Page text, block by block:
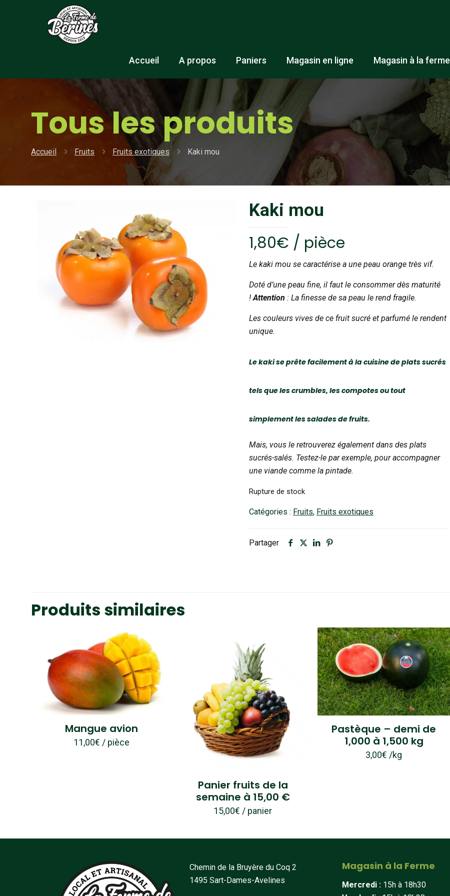
Accueil A propos Paniers Magasin en ligne Magasin à la ferme
Tous les produits
Accueil Fruits Fruits exotiques Kaki mou
Kaki mou
1,80€ / pièce
Le kaki mou se caractérise a une peau orange très vif.
Doté d’une peau fine, il faut le consommer dès maturité
! Attention : La finesse de sa peau le rend fragile.
Les couleurs vives de ce fruit sucré et parfumé le rendent
unique.
Le kaki se prête facilement à la cuisine de plats sucrés
tels que les crumbles, les compotes ou tout
simplement les salades de fruits.
Mais, vous le retrouverez également dans des plats
sucrés-salés. Testez-le par exemple, pour accompagner
une viande comme la pintade.
Rupture de stock
Catégories : Fruits, Fruits exotiques
Partager
Produits similaires
Mangue avion
11,00€ / pièce
Panier fruits de la
semaine à 15,00 €
15,00€ / panier
Pastèque – demi de
1,000 à 1,500 kg
3,00€ /kg
Chemin de la Bruyère du Coq 2
1495 Sart-Dames-Avelines
Magasin à la Ferme
Mercredi : 15h à 18h30